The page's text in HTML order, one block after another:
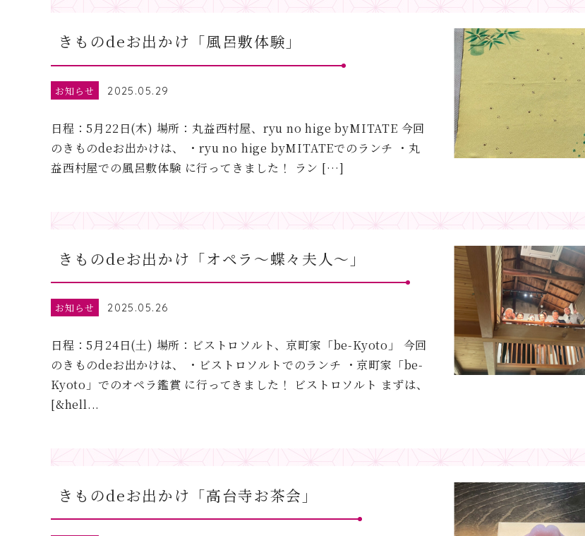
きものdeお出かけ「風呂敷体験」
お知らせ 2025.05.29
日程：5月22日(木) 場所：丸益西村屋、ryu no hige byMITATE 今回
のきものdeお出かけは、 ・ryu no hige byMITATEでのランチ ・丸
益西村屋での風呂敷体験 に行ってきました！ ラン […]
きものdeお出かけ「オペラ～蝶々夫人～」
お知らせ 2025.05.26
日程：5月24日(土) 場所：ビストロソルト、京町家「be-Kyoto」 今回
のきものdeお出かけは、 ・ビストロソルトでのランチ ・京町家「be-
Kyoto」でのオペラ鑑賞 に行ってきました！ ビストロソルト まずは、
[&hell...
きものdeお出かけ「高台寺お茶会」